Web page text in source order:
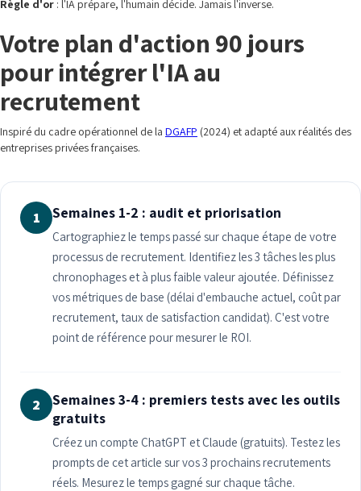
Règle d'or : l'IA prépare, l'humain décide. Jamais l'inverse.
Votre plan d'action 90 jours
pour intégrer l'IA au
recrutement
Inspiré du cadre opérationnel de la DGAFP (2024) et adapté aux réalités des
entreprises privées françaises.
1 Semaines 1-2 : audit et priorisation
Cartographiez le temps passé sur chaque étape de votre
processus de recrutement. Identifiez les 3 tâches les plus
chronophages et à plus faible valeur ajoutée. Définissez
vos métriques de base (délai d'embauche actuel, coût par
recrutement, taux de satisfaction candidat). C'est votre
point de référence pour mesurer le ROI.
2
Semaines 3-4 : premiers tests avec les outils
gratuits
Créez un compte ChatGPT et Claude (gratuits). Testez les
prompts de cet article sur vos 3 prochains recrutements
réels. Mesurez le temps gagné sur chaque tâche.